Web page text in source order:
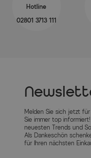
Hotline
02801 3713 111
Melden Sie sich jetzt
Sie immer top
neuesten Trends und
Als Dankeschön
für Ihren nächsten